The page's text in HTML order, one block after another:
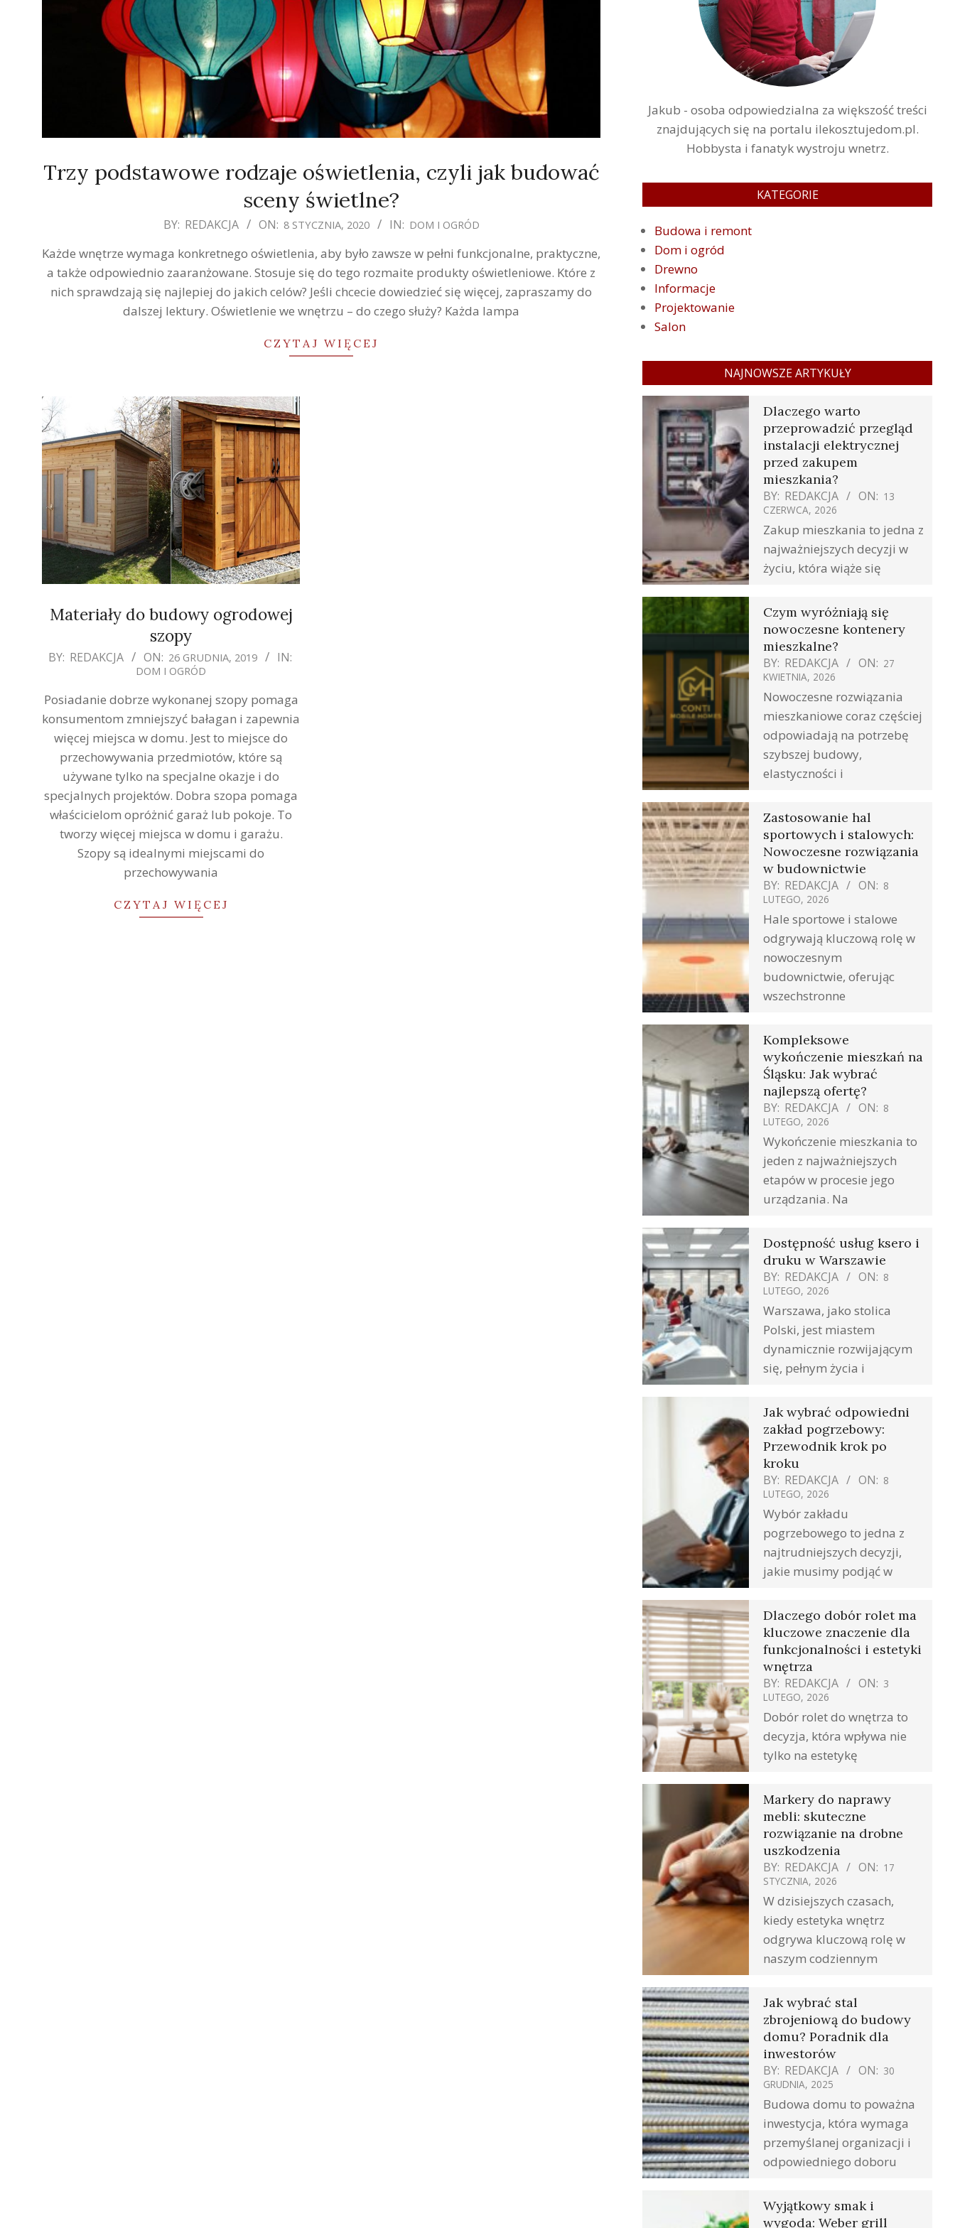
Trzy podstawowe rodzaje oświetlenia, czyli jak budować
sceny świetlne?
08
BY: REDAKCJA ON: 8 STYCZNIA, 2020 IN: DOM I OGRÓD
Każde wnętrze wymaga konkretnego oświetlenia, aby było zawsze w pełni funkcjonalne, praktyczne,
a także odpowiednio zaaranżowane. Stosuje się do tego rozmaite produkty oświetleniowe. Które z
nich sprawdzają się najlepiej do jakich celów? Jeśli chcecie dowiedzieć się więcej, zapraszamy do
dalszej lektury. Oświetlenie we wnętrzu – do czego służy? Każda lampa
CZYTAJ WIĘCEJ
Materiały do budowy ogrodowej
szopy
2019-
26
BY: REDAKCJA ON: 26 GRUDNIA, 2019 IN:
DOM I OGRÓD
Posiadanie dobrze wykonanej szopy pomaga
konsumentom zmniejszyć bałagan i zapewnia
więcej miejsca w domu. Jest to miejsce do
przechowywania przedmiotów, które są
używane tylko na specjalne okazje i do
specjalnych projektów. Dobra szopa pomaga
właścicielom opróżnić garaż lub pokoje. To
tworzy więcej miejsca w domu i garażu.
Szopy są idealnymi miejscami do
przechowywania
CZYTAJ WIĘCEJ
Jakub - osoba odpowiedzialna za większość treści
znajdujących się na portalu ilekosztujedom.pl.
Hobbysta i fanatyk wystroju wnetrz.
KATEGORIE
Budowa i remont
Dom i ogród
Drewno
Informacje
Projektowanie
Salon
NAJNOWSZE ARTYKUŁY
Dlaczego warto
przeprowadzić przegląd
instalacji elektrycznej
przed zakupem
mieszkania?
BY: REDAKCJA ON: 13
CZERWCA, 2026
Zakup mieszkania to jedna z
najważniejszych decyzji w
życiu, która wiąże się
Czym wyróżniają się
nowoczesne kontenery
mieszkalne?
BY: REDAKCJA ON: 27
KWIETNIA, 2026
Nowoczesne rozwiązania
mieszkaniowe coraz częściej
odpowiadają na potrzebę
szybszej budowy,
elastyczności i
Zastosowanie hal
sportowych i stalowych:
Nowoczesne rozwiązania
w budownictwie
BY: REDAKCJA ON: 8
LUTEGO, 2026
Hale sportowe i stalowe
odgrywają kluczową rolę w
nowoczesnym
budownictwie, oferując
wszechstronne
Kompleksowe
wykończenie mieszkań na
Śląsku: Jak wybrać
najlepszą ofertę?
BY: REDAKCJA ON: 8
LUTEGO, 2026
Wykończenie mieszkania to
jeden z najważniejszych
etapów w procesie jego
urządzania. Na
Dostępność usług ksero i
druku w Warszawie
BY: REDAKCJA ON: 8
LUTEGO, 2026
Warszawa, jako stolica
Polski, jest miastem
dynamicznie rozwijającym
się, pełnym życia i
Jak wybrać odpowiedni
zakład pogrzebowy:
Przewodnik krok po
kroku
BY: REDAKCJA ON: 8
LUTEGO, 2026
Wybór zakładu
pogrzebowego to jedna z
najtrudniejszych decyzji,
jakie musimy podjąć w
Dlaczego dobór rolet ma
kluczowe znaczenie dla
funkcjonalności i estetyki
wnętrza
BY: REDAKCJA ON: 3
LUTEGO, 2026
Dobór rolet do wnętrza to
decyzja, która wpływa nie
tylko na estetykę
Markery do naprawy
mebli: skuteczne
rozwiązanie na drobne
uszkodzenia
BY: REDAKCJA ON: 17
STYCZNIA, 2026
W dzisiejszych czasach,
kiedy estetyka wnętrz
odgrywa kluczową rolę w
naszym codziennym
Jak wybrać stal
zbrojeniową do budowy
domu? Poradnik dla
inwestorów
BY: REDAKCJA ON: 30
GRUDNIA, 2025
Budowa domu to poważna
inwestycja, która wymaga
przemyślanej organizacji i
odpowiedniego doboru
Wyjątkowy smak i
wygoda: Weber grill